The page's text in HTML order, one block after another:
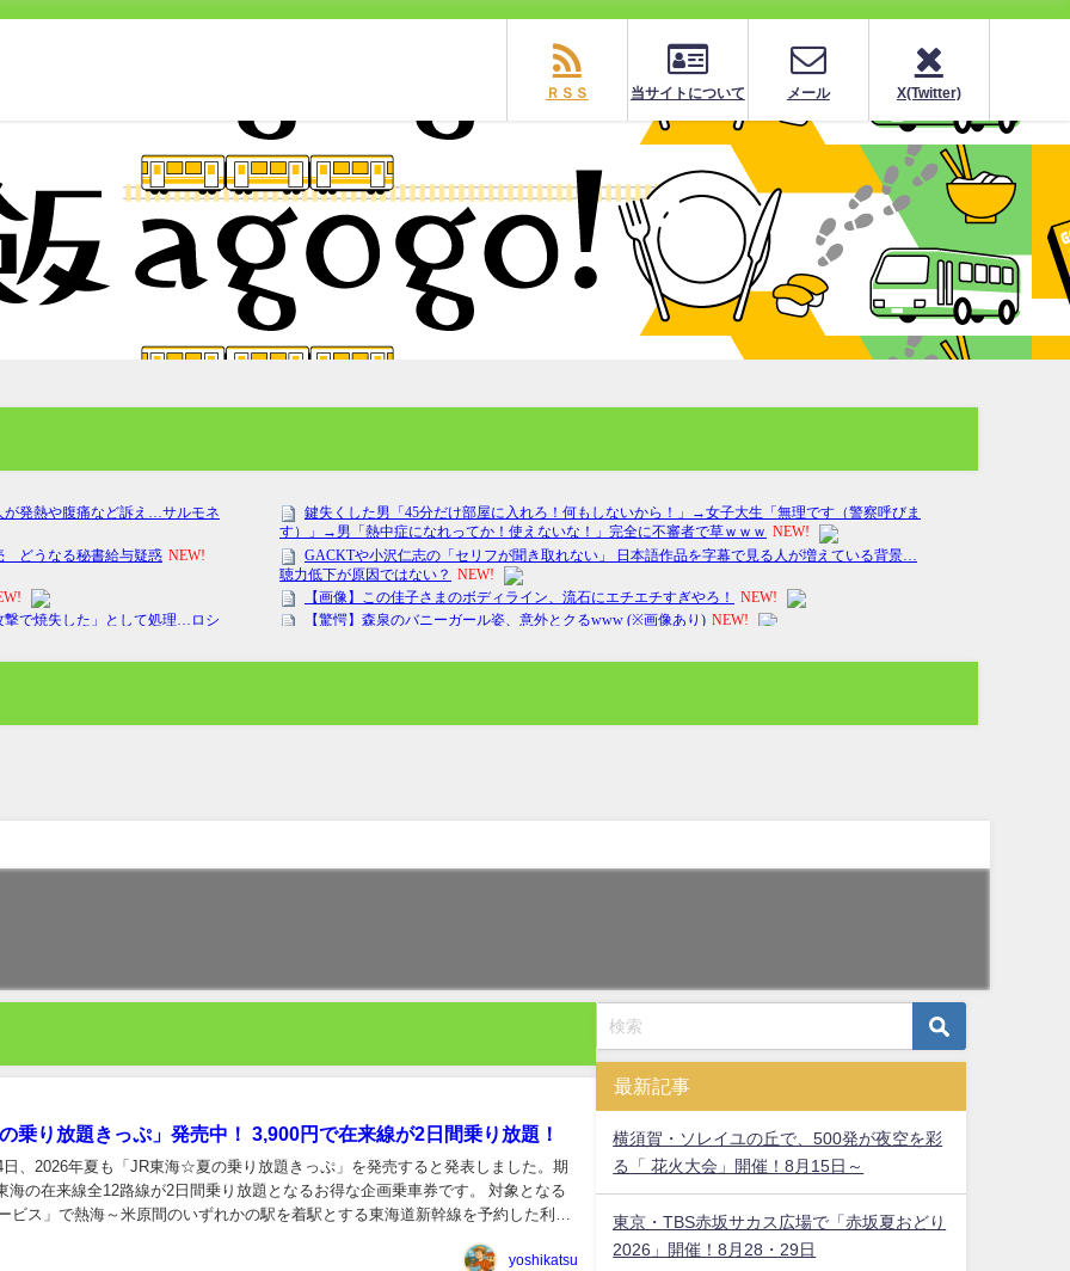
ＲＳＳ 当サイトについて メール X(Twitter)
乗り放題きっぷ」発売中！ 3,900円で在来線が2日間乗り放題！
日、2026年夏も「JR東海☆夏の乗り放題きっぷ」を発売すると発表しました。期
海の在来線全12路線が2日間乗り放題となるお得な企画乗車券です。 対象となる
ビス」で熱海～米原間のいずれかの駅を着駅とする東海道新幹線を予約した利用
yoshikatsu
最新記事
横須賀・ソレイユの丘で、500発が夜空を彩
る「 花火大会」開催！8月15日～
東京・TBS赤坂サカス広場で「赤坂夏おどり
2026」開催！8月28・29日